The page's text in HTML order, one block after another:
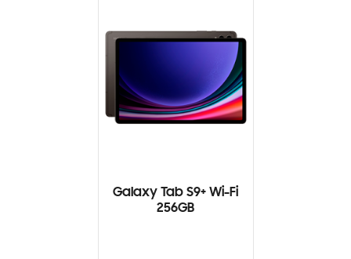
Galaxy Tab S9+ Wi-Fi
256GB